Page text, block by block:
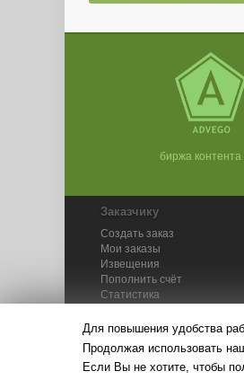
биржа
Заказчику
Создать заказ
Мои заказы
Извещения
Пополнить счёт
Статистика
Для повышения удобства
Продолжая использовать
Если Вы не хотите, чтобы